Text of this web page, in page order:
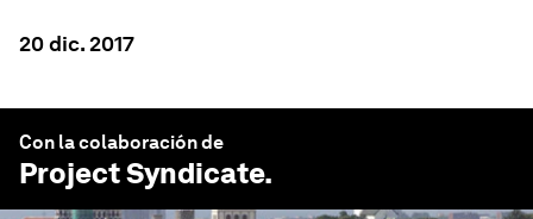
20 dic. 2017
Con la colaboración de
Project Syndicate.